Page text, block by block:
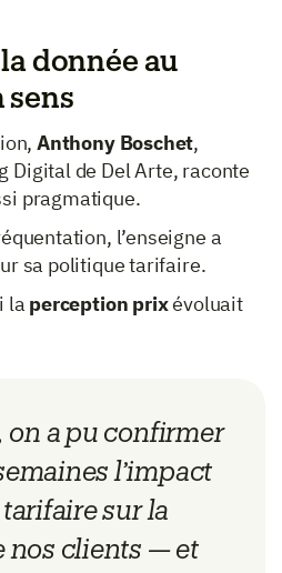
donnée au
sens
Anthony Boschet,
Digital de Del Arte, raconte
pragmatique.
l’enseigne a
sa politique tarifaire.
la perception prixévoluait
on a pu confirmer
l’impact
tarifaire sur la
nos clients — et